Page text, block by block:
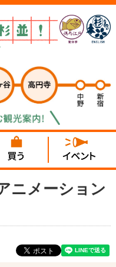
ニメーション